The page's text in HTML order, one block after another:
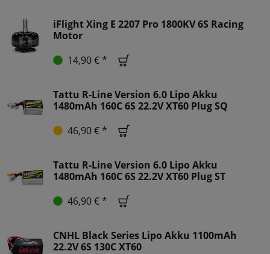
iFlight Xing E 2207 Pro 1800KV 6S Racing
Motor
14,90 € *
Tattu R-Line Version 6.0 Lipo Akku
1480mAh 160C 6S 22.2V XT60 Plug SQ
46,90 € *
Tattu R-Line Version 6.0 Lipo Akku
1480mAh 160C 6S 22.2V XT60 Plug ST
46,90 € *
CNHL Black Series Lipo Akku 1100mAh
22.2V 6S 130C XT60